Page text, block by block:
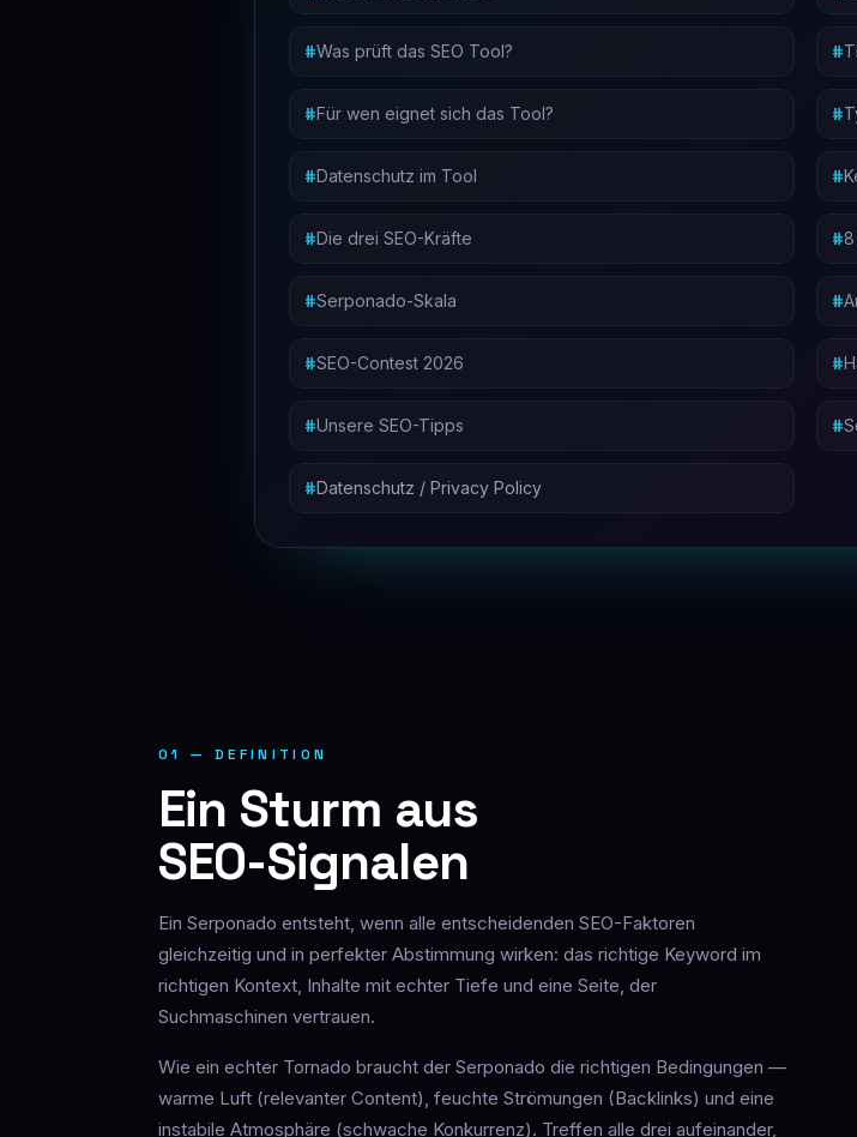
Was prüft das SEO Tool?
Für wen eignet sich das Tool?
Datenschutz im Tool
Die drei SEO-Kräfte 8
Serponado-Skala
SEO-Contest 2026
Unsere SEO-Tipps
Datenschutz / Privacy Policy
01 — DEFINITION
Ein Sturm aus
SEO-Signalen
Ein Serponado entsteht, wenn alle entscheidenden SEO-Faktoren
gleichzeitig und in perfekter Abstimmung wirken: das richtige Keyword im
richtigen Kontext, Inhalte mit echter Tiefe und eine Seite, der
Suchmaschinen vertrauen.
Wie ein echter Tornado braucht der Serponado die richtigen Bedingungen —
warme Luft (relevanter Content), feuchte Strömungen (Backlinks) und eine
instabile Atmosphäre (schwache Konkurrenz). Treffen alle drei aufeinander,